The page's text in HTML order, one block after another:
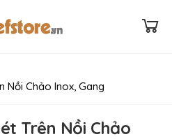
Nồi Chảo Inox, Gang
Trên Nồi Chảo